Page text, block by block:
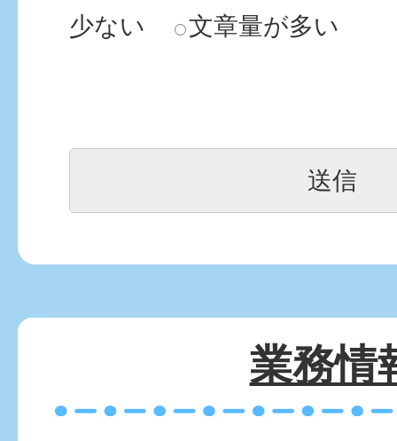
少ない
文章量が多い
業務情